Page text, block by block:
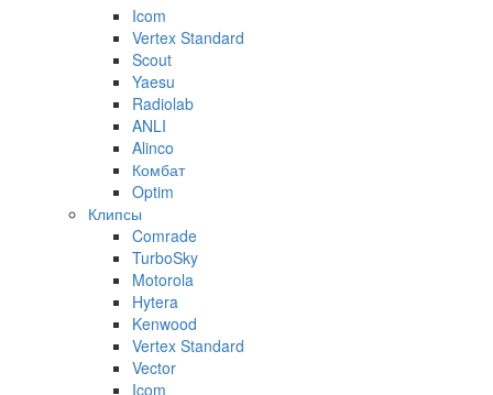
Icom
Vertex Standard
Scout
Yaesu
Radiolab
ANLI
Alinco
Комбат
Optim
Клипсы
Comrade
TurboSky
Motorola
Hytera
Kenwood
Vertex Standard
Vector
Icom